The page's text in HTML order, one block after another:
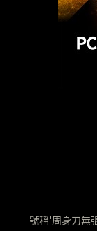
號稱"周身刀無